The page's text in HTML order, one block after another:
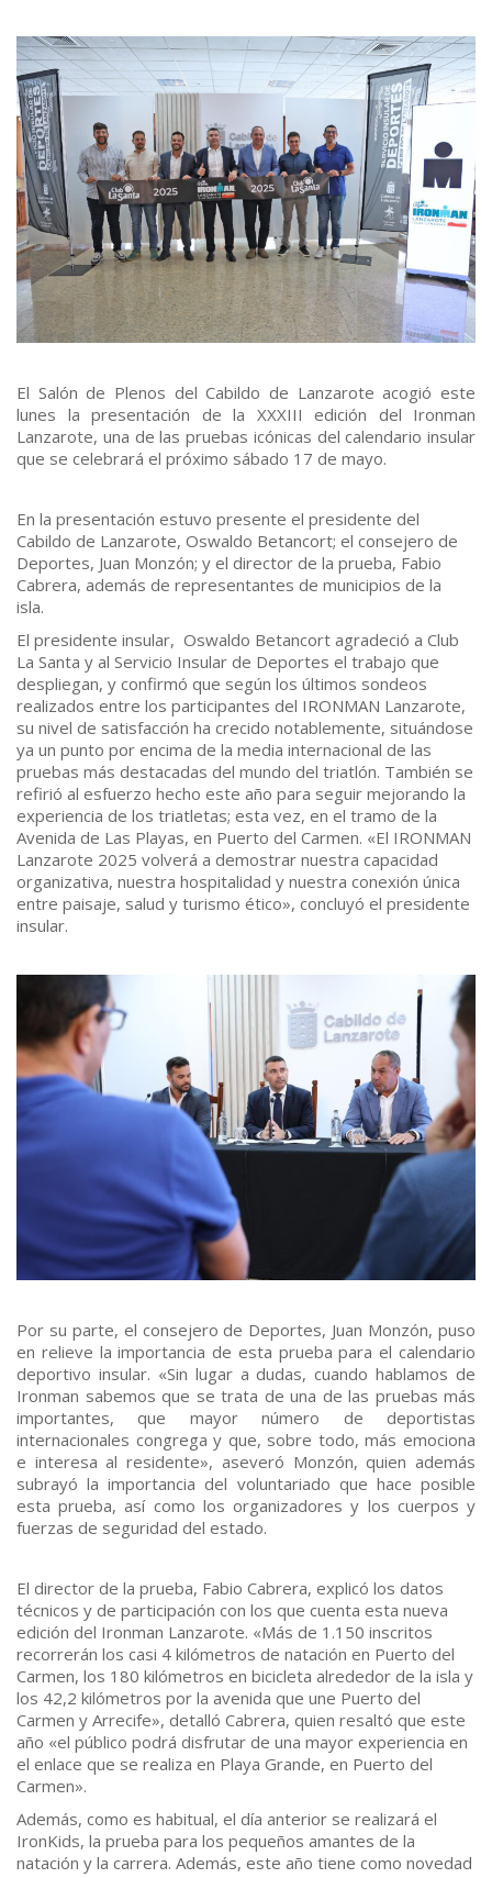
El Salón de Plenos del Cabildo de Lanzarote acogió este
lunes la presentación de la XXXIII edición del Ironman
Lanzarote, una de las pruebas icónicas del calendario insular
que se celebrará el próximo sábado 17 de mayo.
En la presentación estuvo presente el presidente del
Cabildo de Lanzarote, Oswaldo Betancort; el consejero de
Deportes, Juan Monzón; y el director de la prueba, Fabio
Cabrera, además de representantes de municipios de la
isla.
El presidente insular, Oswaldo Betancort agradeció a Club
La Santa y al Servicio Insular de Deportes el trabajo que
despliegan, y confirmó que según los últimos sondeos
realizados entre los participantes del IRONMAN Lanzarote,
su nivel de satisfacción ha crecido notablemente, situándose
ya un punto por encima de la media internacional de las
pruebas más destacadas del mundo del triatlón. También se
refirió al esfuerzo hecho este año para seguir mejorando la
experiencia de los triatletas; esta vez, en el tramo de la
Avenida de Las Playas, en Puerto del Carmen. «El IRONMAN
Lanzarote 2025 volverá a demostrar nuestra capacidad
organizativa, nuestra hospitalidad y nuestra conexión única
entre paisaje, salud y turismo ético», concluyó el presidente
insular.
Por su parte, el consejero de Deportes, Juan Monzón, puso
en relieve la importancia de esta prueba para el calendario
deportivo insular. «Sin lugar a dudas, cuando hablamos de
Ironman sabemos que se trata de una de las pruebas más
importantes, que mayor número de deportistas
internacionales congrega y que, sobre todo, más emociona
e interesa al residente», aseveró Monzón, quien además
subrayó la importancia del voluntariado que hace posible
esta prueba, así como los organizadores y los cuerpos y
fuerzas de seguridad del estado.
El director de la prueba, Fabio Cabrera, explicó los datos
técnicos y de participación con los que cuenta esta nueva
edición del Ironman Lanzarote. «Más de 1.150 inscritos
recorrerán los casi 4 kilómetros de natación en Puerto del
Carmen, los 180 kilómetros en bicicleta alrededor de la isla y
los 42,2 kilómetros por la avenida que une Puerto del
Carmen y Arrecife», detalló Cabrera, quien resaltó que este
año «el público podrá disfrutar de una mayor experiencia en
el enlace que se realiza en Playa Grande, en Puerto del
Carmen».
Además, como es habitual, el día anterior se realizará el
IronKids, la prueba para los pequeños amantes de la
natación y la carrera. Además, este año tiene como novedad